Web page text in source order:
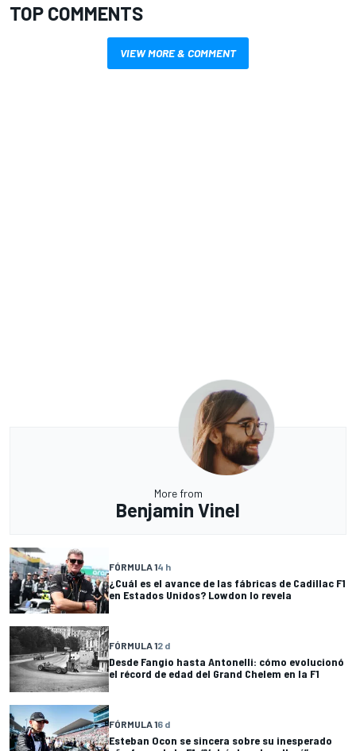
TOP COMMENTS
VIEW MORE & COMMENT
More from
Benjamin Vinel
FÓRMULA 14 h
¿Cuál es el avance de las fábricas de Cadillac F1
en Estados Unidos? Lowdon lo revela
FÓRMULA 12 d
Desde Fangio hasta Antonelli: cómo evolucionó
el récord de edad del Grand Chelem en la F1
FÓRMULA 16 d
Esteban Ocon se sincera sobre su inesperado